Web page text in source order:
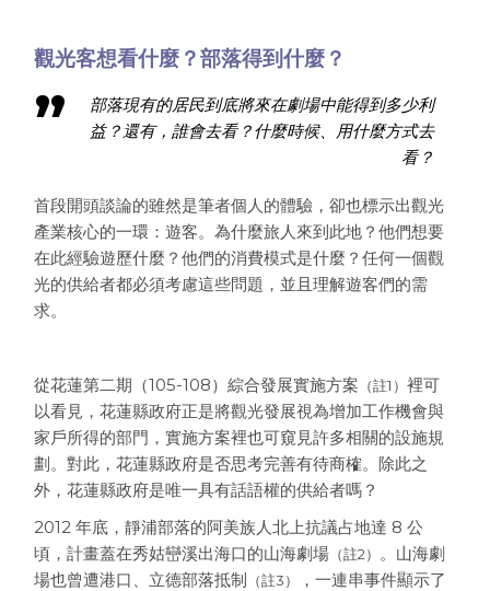
觀光客想看什麼？部落得到什麼？
部落現有的居民到底將來在劇場中能得到多少利
益？還有，誰會去看？什麼時候、用什麼方式去
看？
首段開頭談論的雖然是筆者個人的體驗，卻也標示出觀光
產業核心的一環：遊客。為什麼旅人來到此地？他們想要
在此經驗遊歷什麼？他們的消費模式是什麼？任何一個觀
光的供給者都必須考慮這些問題，並且理解遊客們的需
求。
從花蓮第二期（105-108）綜合發展實施方案 （註1）裡可
以看見，花蓮縣政府正是將觀光發展視為增加工作機會與
家戶所得的部門，實施方案裡也可窺見許多相關的設施規
劃。對此，花蓮縣政府是否思考完善有待商榷。除此之
外，花蓮縣政府是唯一具有話語權的供給者嗎？
2012 年底，靜浦部落的阿美族人北上抗議占地達 8 公
頃，計畫蓋在秀姑巒溪出海口的山海劇場 （註2） 。山海劇
場也曾遭港口、立德部落抵制 （註3）
，一連串事件顯示了